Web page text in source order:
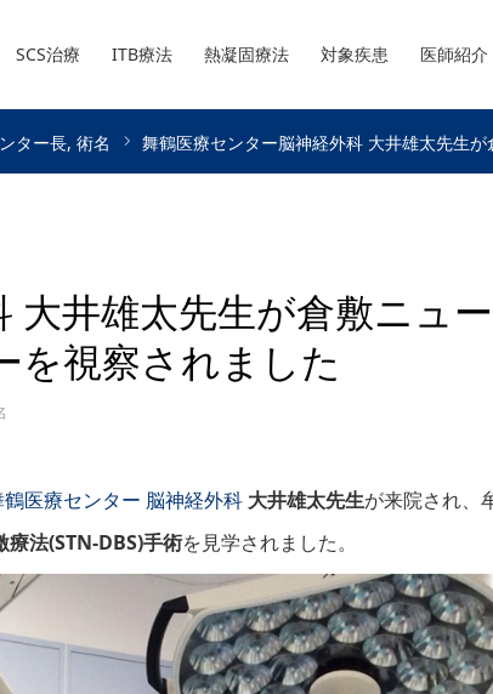
SCS治療 ITB療法 熱凝固療法 対象疾患 医師紹介
ター長 術名 舞鶴医療センター脳神経外科 大井雄太先生
大井雄太先生が倉敷ニュー
を視察されました
医療センター 脳神経外科 大井雄太先生が来院され、
療法(STN-DBS)手術を見学されました。